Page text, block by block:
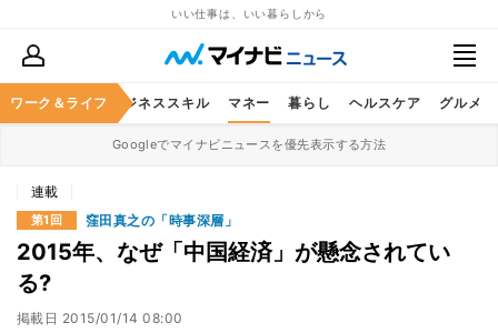
いい仕事は、いい暮らしから
ワーク＆ライフ
キャリア ビジネススキル マネー 暮らし ヘルスケア グルメ
Googleでマイナビニュースを優先表示する方法
連載
第1回 窪田真之の「時事深層」
2015年、なぜ「中国経済」が懸念されてい
る?
掲載日 2015/01/14 08:00